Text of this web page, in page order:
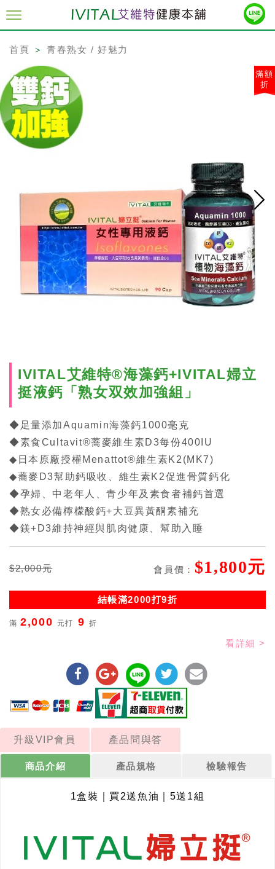
首頁 ＞ 青春熟女 / 好魅力
滿額
折
IVITAL艾維特®海藻鈣+IVITAL婦立
挺液鈣「熟女双效加強組」
◆足量添加Aquamin海藻鈣1000毫克
◆素食Cultavit®蕎麥維生素D3每份400IU
◆日本原廠授權Menattot®維生素K2(MK7)
◆蕎麥D3幫助鈣吸收、維生素K2促進骨質鈣化
◆孕婦、中老年人、青少年及素食者補鈣首選
◆熟女必備檸檬酸鈣+大豆異黃酮素補充
◆鎂+D3維持神經與肌肉健康、幫助入睡
$2,000元 會員價： $1,800元
結帳滿2000打9折
滿2,000 元打 9 折
看詳細 >
升級VIP會員 產品問與答
商品介紹 產品規格 檢驗報告
1盒裝 買2送魚油 5送1組